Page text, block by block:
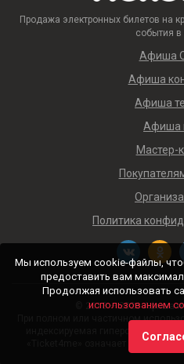
Продажа электронных билетов на
события
Афиша
Афиша
Афиша
Афиша
Мастер-
Политика
© 2018 — 2026 Афиша и
При полном или частичном
индексируемая гиперссылка на
«Ticket4me» означает "Билеты
Мы используем cookie-файлы,
предоставить вам
Продолжая использовать
использованием